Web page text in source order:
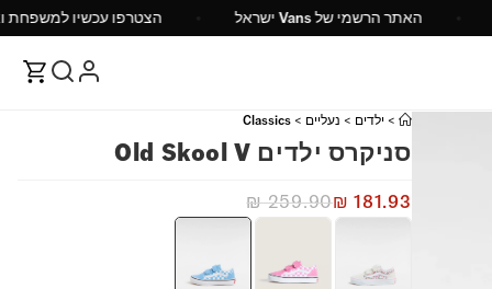
האתר הרשמי של Vans ישראל הצטרפו
>ילדים > נעליים >
Classics
סניקרס ילדים Old Skool V
₪259.90₪ 181.93